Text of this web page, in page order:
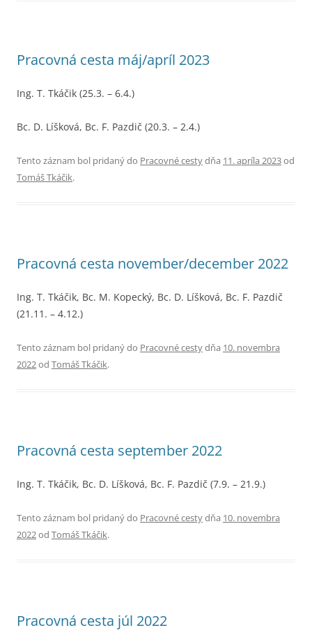
Pracovná cesta máj/apríl 2023
Ing. T. Tkáčik (25.3. – 6.4.)
Bc. D. Líšková, Bc. F. Pazdič (20.3. – 2.4.)
Tento záznam bol pridaný do Pracovné cestydňa 11. apríla 2023od
Tomáš Tkáčik.
Pracovná cesta november/december 2022
Ing. T. Tkáčik, Bc. M. Kopecký, Bc. D. Líšková, Bc. F. Pazdič
(21.11. – 4.12.)
Tento záznam bol pridaný do Pracovné cestydňa 10. novembra
2022od Tomáš Tkáčik.
Pracovná cesta september 2022
Ing. T. Tkáčik, Bc. D. Líšková, Bc. F. Pazdič (7.9. – 21.9.)
Tento záznam bol pridaný do Pracovné cestydňa 10. novembra
2022od Tomáš Tkáčik.
Pracovná cesta júl 2022